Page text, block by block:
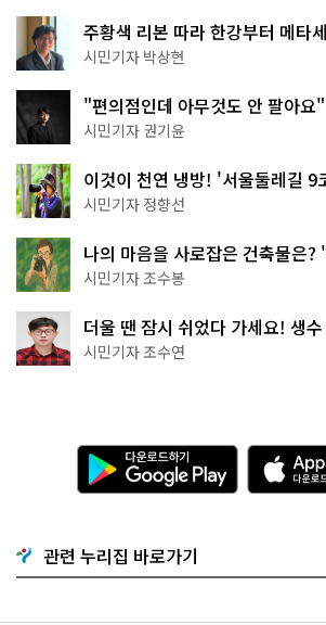
주황색 리본 따라 한강부터 메타
서울둘레길 15코스
시민기자 박상현
"편의점인데 아무것도 안 팔아요
한 편의점의 정체
시민기자 권기윤
이것이 천연 냉방! '서울둘레길 9
나볼까
시민기자 정향선
나의 마음을 사로잡은 건축물은
상작 공개!
시민기자 조수봉
더울 땐 잠시 쉬었다 가세요! 생
·무더위쉼터까지
시민기자 조수연
다
운
로
기
G
o
g
관련 누리집 바로가기